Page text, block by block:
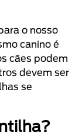
o nosso
canino é
cães podem
devem ser
se